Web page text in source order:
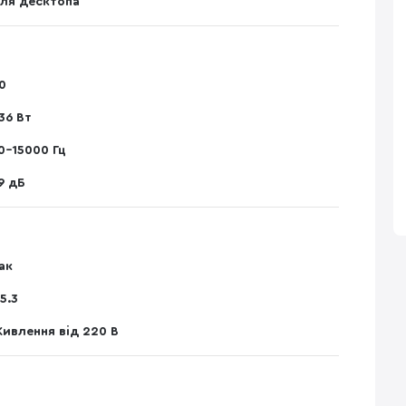
Вт
15000 Гц
дБ
від 220 В